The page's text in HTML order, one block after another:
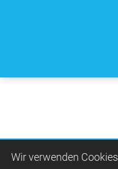
Wir ver­wen­den